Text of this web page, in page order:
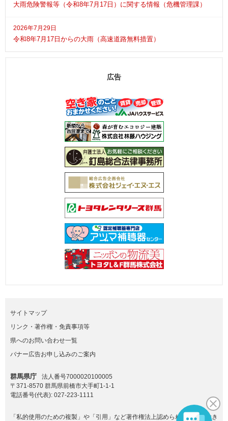
大雨危険警報等（令和8年7月17日）に関する情報（危機管理課）
2026年7月29日
令和8年7月17日からの大雨（高速道路無料措置）
広告
サイトマップ
リンク・著作権・免責事項等
県へのお問い合わせ一覧
バナー広告お申し込みのご案内
群馬県庁
法人番号7000020100005
〒371-8570 群馬県前橋市大手町1-1-1
電話番号(代表): 027-223-1111
「私的使用のための複製」や「引用」など著作権法上認められた場合を除き